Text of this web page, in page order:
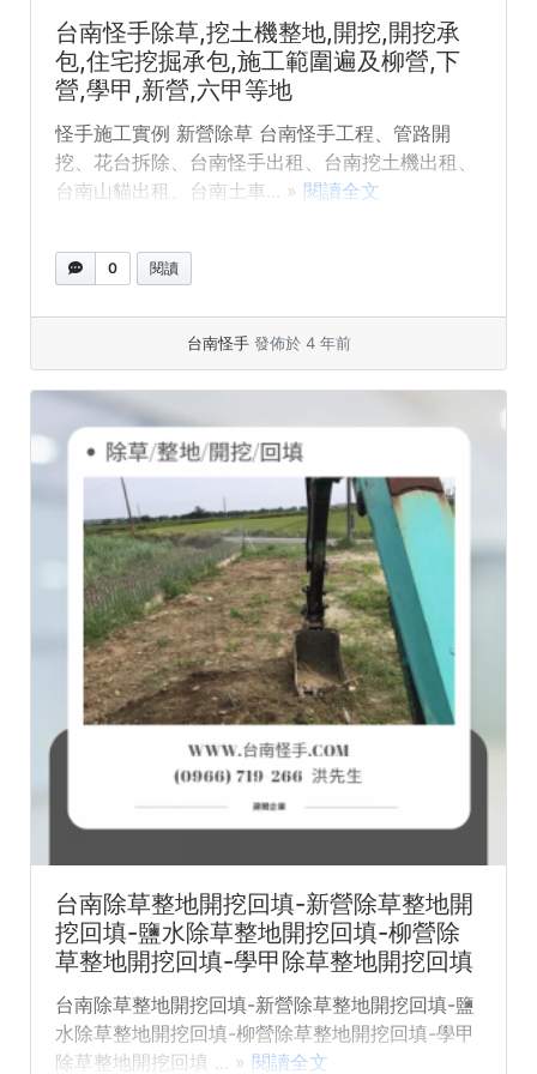
台南怪手除草,挖土機整地,開挖,開挖承
包,住宅挖掘承包,施工範圍遍及柳營,下
營,學甲,新營,六甲等地
怪手施工實例 新營除草 台南怪手工程、管路開
挖、花台拆除、台南怪手出租、台南挖土機出租、
台南山貓出租、台南土車... » 閱讀全文
0 閱讀
台南怪手 發佈於 4 年前
台南除草整地開挖回填-新營除草整地開
挖回填-鹽水除草整地開挖回填-柳營除
草整地開挖回填-學甲除草整地開挖回填
台南除草整地開挖回填-新營除草整地開挖回填-鹽
水除草整地開挖回填-柳營除草整地開挖回填-學甲
除草整地開挖回填 ... » 閱讀全文